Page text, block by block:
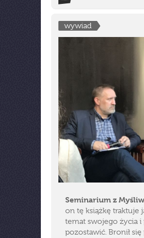
wywiad
Seminarium z
on tę książkę traktuje
temat swojego życia i
pozostawić. Bronił